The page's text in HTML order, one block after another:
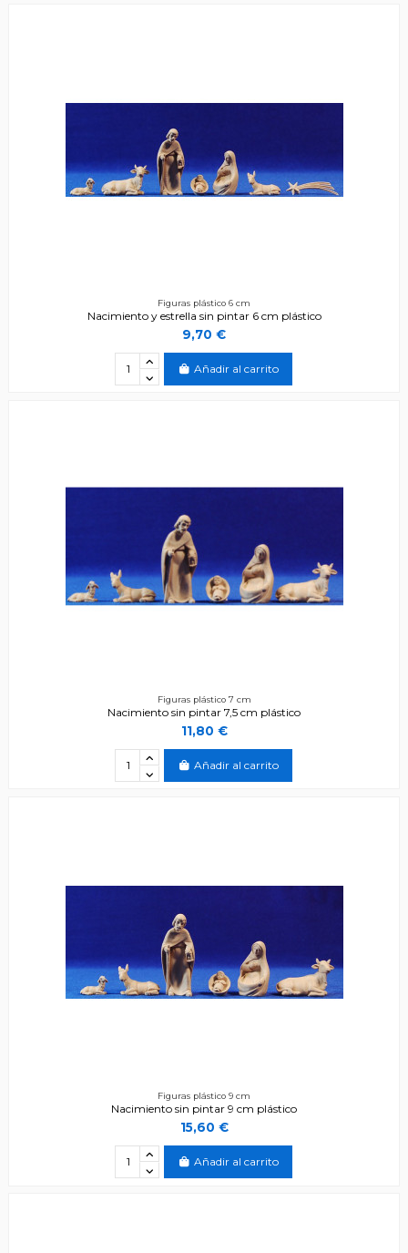
Figuras plástico 6 cm
Nacimiento y estrella sin pintar 6 cm plástico
9,70 €
Añadir al carrito
Figuras plástico 7 cm
Nacimiento sin pintar 7,5 cm plástico
11,80 €
Añadir al carrito
Figuras plástico 9 cm
Nacimiento sin pintar 9 cm plástico
15,60 €
Añadir al carrito